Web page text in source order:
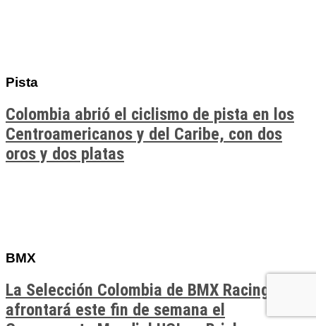
Pista
Colombia abrió el ciclismo de pista en los
Centroamericanos y del Caribe, con dos
oros y dos platas
BMX
La Selección Colombia de BMX Racing
afrontará este fin de semana el